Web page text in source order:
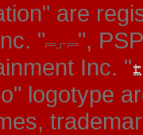
are
"
",
Inc. "
logotype